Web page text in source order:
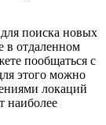
поиска новых
в отдаленном
пообщаться с
этого можно
локаций
наиболее